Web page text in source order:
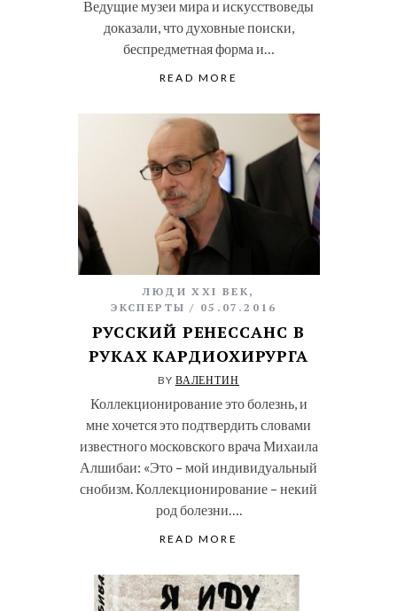
Ведущие музеи мира и искусствоведы
доказали, что духовные поиски,
беспредметная форма и…
READ MORE
ЛЮДИ XXI ВЕК ,
ЭКСПЕРТЫ
05.07.2016
РУССКИЙ РЕНЕССАНС В
РУКАХ КАРДИОХИРУРГА
BY ВАЛЕНТИН
Коллекционирование это болезнь, и
мне хочется это подтвердить словами
известного московского врача Михаила
Алшибаи: «Это – мой индивидуальный
снобизм. Коллекционирование – некий
род болезни….
READ MORE